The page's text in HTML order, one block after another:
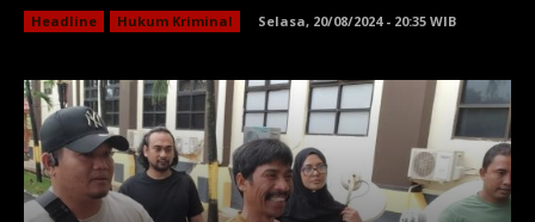
Headline Hukum Kriminal Selasa, 20/08/2024 - 20:35 WIB